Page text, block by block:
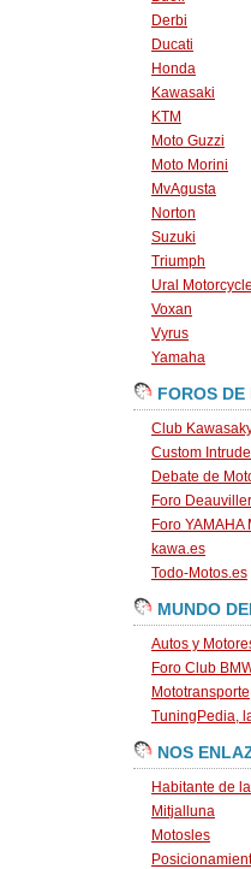
Derbi
Ducati
Honda
Kawasaki
KTM
Moto Guzzi
Moto Morini
MvAgusta
Norton
Suzuki
Triumph
Ural
Voxan
Vyrus
Yamaha
FOROS DE
Club
Custom
Debate de
Foro
Foro YAMAHA
kawa.es
Todo-Motos.es
MUNDO
Autos y
Foro Club
Mototransporte
TuningPedia,
NOS
Habitante de
Mitjalluna
Motosles